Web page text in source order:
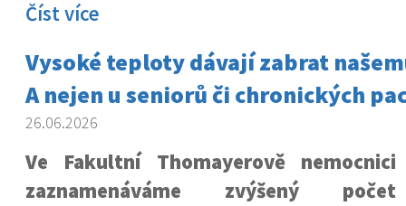
Číst více
Vysoké teploty dávají zabrat
A nejen u seniorů či chronických
26.06.2026
Ve Fakultní Thomayerově nemocnici
zaznamenáváme zvýšený počet